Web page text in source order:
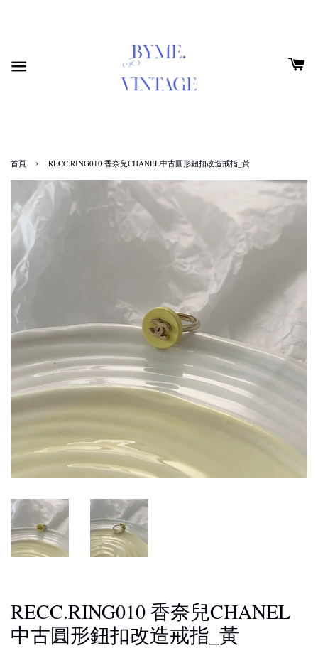
首頁 › RECC.RING010 香奈兒CHANEL中古圓形鈕扣改造戒指_黃
RECC.RING010 香奈兒CHANEL
中古圓形鈕扣改造戒指_黃